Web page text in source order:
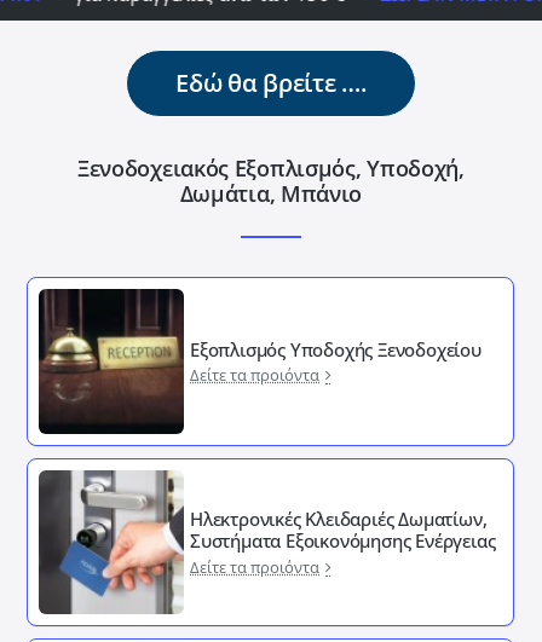
Εδώ θα βρείτε ….
Ξενοδοχειακός Εξοπλισμός, Υποδοχή,
Δωμάτια, Μπάνιο
Εξοπλισμός Υποδοχής Ξενοδοχείου
Δείτε τα προιόντα
Ηλεκτρονικές Κλειδαριές Δωματίων,
Συστήματα Εξοικονόμησης Ενέργειας
Δείτε τα προιόντα